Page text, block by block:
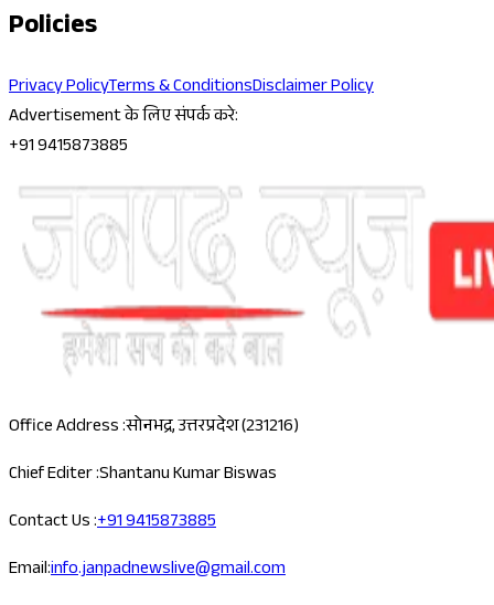
Policies
Privacy PolicyTerms & ConditionsDisclaimer Policy
Advertisement के लिए संपर्क करे:
+91 9415873885
Office Address :सोनभद्र, उत्तरप्रदेश (231216)
Chief Editer :Shantanu Kumar Biswas
Contact Us :+91 9415873885
Email:info.janpadnewslive@gmail.com